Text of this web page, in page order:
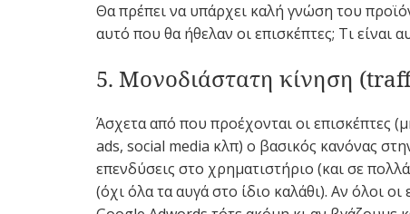
Θα πρέπει να υπάρχει καλή γνώση του
αυτό που θα ήθελαν οι επισκέπτες; Τι είναι
5. Μονοδιάστατη κίνηση
Άσχετα από που προέχονται οι επισκέπτες
ads, social media κλπ) ο βασικός κανόνας
επενδύσεις στο χρηματιστήριο (και σε
(όχι όλα τα αυγά στο ίδιο καλάθι). Αν όλοι